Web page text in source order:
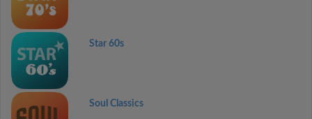
Star 60s
Soul Classics